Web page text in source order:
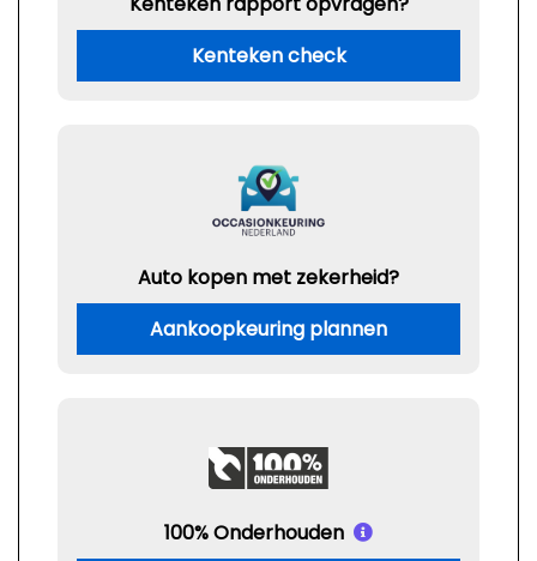
Kenteken check
Auto kopen met zekerheid?
Aankoopkeuring plannen
100% Onderhouden